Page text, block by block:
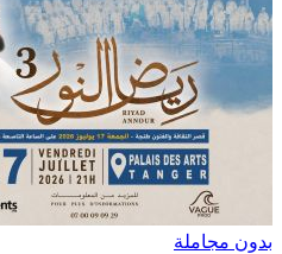
بدون مجاملة